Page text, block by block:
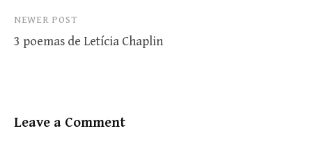
NEWER POST
3 poemas de Letícia Chaplin
Leave a Comment